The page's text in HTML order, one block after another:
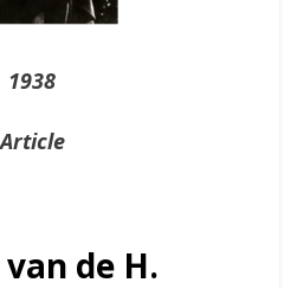
1938
Article
de H.